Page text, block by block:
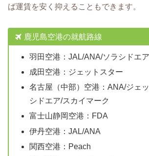
ば運賃を安く抑えることもできます。
鹿児島空港の就航路線
羽田空港：JAL/ANA/ソラシドエ
成田空港：ジェットスター
名古屋（中部）空港：ANA/ジェ
シドエア/スカイマーク
富士山静岡空港：FDA
伊丹空港：JAL/ANA
関西空港：Peach